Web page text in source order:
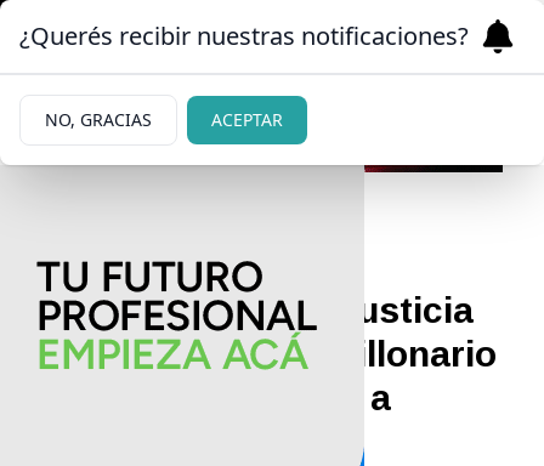
29/05/2026
Causa Vialidad: la Justicia
dejó firme el multimillonario
decomiso de bienes a
¿Querés recibir nuestras notificaciones?
NO, GRACIAS ACEPTAR